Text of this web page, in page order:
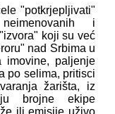
"potkrjepljivati"
i
koji su već
nad Srbima u
imovine, paljenje
po selima, pritisci
žarišta, iz
brojne ekipe